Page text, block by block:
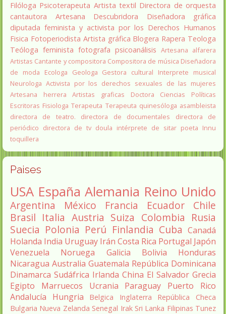
Filóloga Psicoterapeuta Artista textil Directora de orquesta
cantautora
Artesana Descubridora
Diseñadora gráfica
diputada feminista y activista por los Derechos Humanos
Fisica Fotoperiodista Artista gráfica Blogera Rapera Teologa
Teóloga feminista fotografa psicoanálisis Artesana alfarera
Artistas Cantante y compositora Compositora de música Diseñadora
de moda
Ecologa Geologa Gestora cultural
Interprete musical
Neurologa Activista por los derechos sexuales de las mujeres
Artesana herrera
Artistas graficas
Doctora Ciencias Políticas
Escritoras Fisiologa Terapeuta Terapeuta quinesóloga asambleista
directora de teatro.
directora de documentales
directora de
periódico directora de tv doula intérprete de sitar poeta Innu
toquillera
Paises
USA España Alemania Reino Unido
Argentina México Francia Ecuador
Chile
Brasil Italia Austria Suiza Colombia Rusia
Suecia Polonia Perú Finlandia Cuba Canadá
Holanda India Uruguay Irán Costa Rica Portugal Japón
Venezuela
Noruega Galicia Bolivia
Honduras
Nicaragua Australia Guatemala República Dominicana
Dinamarca Sudáfrica Irlanda China El Salvador Grecia
Egipto
Marruecos Ucrania Paraguay
Puerto Rico
Andalucía
Hungria Belgica Inglaterra
República Checa
Bulgaria Nueva Zelanda Senegal Irak Sri Lanka Filipinas Tunez